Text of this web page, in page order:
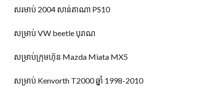
សរមាប់ 2004 សាន់តាណា PS10
សម្រាប់ VW beetle បុរាណ
សម្រាប់ក្រុមហ៊ុន Mazda Miata MX5
សម្រាប់ Kenvorth T2000 ឆ្នាំ 1998-2010